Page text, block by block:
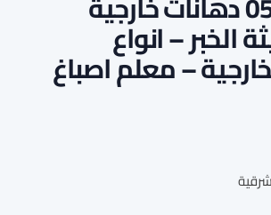
الخبر – انواع
– معلم اصباغ